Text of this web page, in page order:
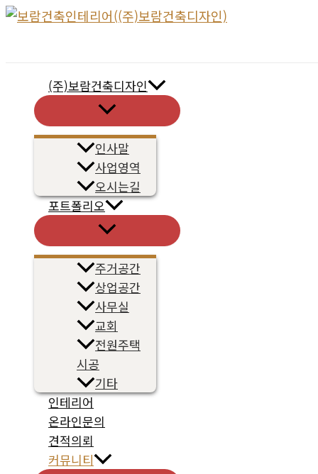
콘
(주)보람건축디자인
메
뉴
토
글
인사말
사업영역
오시는길
포트폴리오
메
뉴
토
글
주거공간
상업공간
사무실
교회
전원주택
시공
기타
인테리어
온라인문의
견적의뢰
커뮤니티